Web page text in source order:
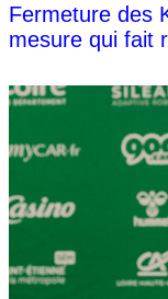
Fermeture des
mesure qui fait